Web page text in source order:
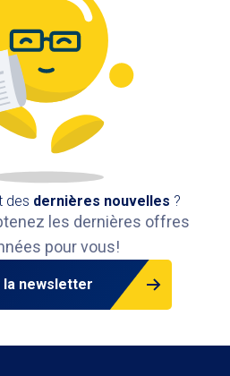
des dernières nouvelles ?
les dernières offres
pour vous!
la newsletter